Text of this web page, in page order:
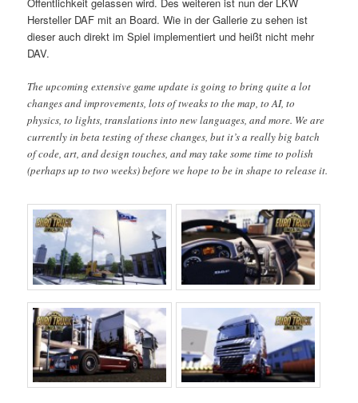
Hersteller DAF mit an Board. Wie in der Gallerie zu sehen ist
dieser auch direkt im Spiel implementiert und heißt nicht mehr
DAV.
The upcoming extensive game update is going to bring quite a lot
changes and improvements, lots of tweaks to the map, to AI, to
physics, to lights, translations into new languages, and more. We are
currently in beta testing of these changes, but it’s a really big batch
of code, art, and design touches, and may take some time to polish
(perhaps up to two weeks) before we hope to be in shape to release it.